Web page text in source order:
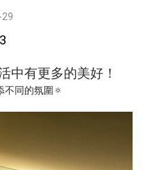
中有更多的美好！
不同的氛圍🔅